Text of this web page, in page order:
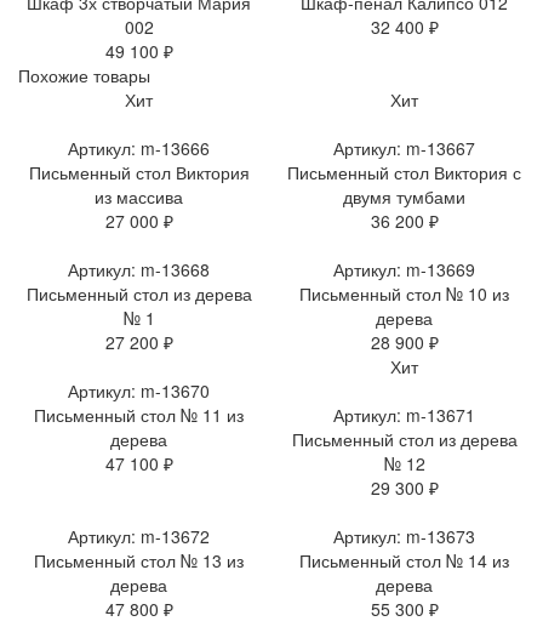
002
49 100 ₽
32 400 ₽
Похожие товары
Хит
Артикул: m-13666
Письменный стол Виктория
из массива
27 000 ₽
Хит
Артикул: m-13667
Письменный стол Виктория с
двумя тумбами
36 200 ₽
Артикул: m-13668
Письменный стол из дерева
№ 1
27 200 ₽
Артикул: m-13669
Письменный стол № 10 из
дерева
28 900 ₽
Артикул: m-13670
Письменный стол № 11 из
дерева
47 100 ₽
Хит
Артикул: m-13671
Письменный стол из дерева
№ 12
29 300 ₽
Артикул: m-13672
Письменный стол № 13 из
дерева
47 800 ₽
Артикул: m-13673
Письменный стол № 14 из
дерева
55 300 ₽